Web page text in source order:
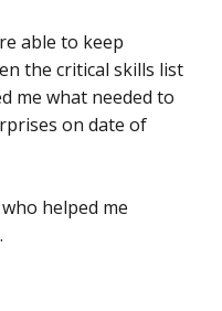
able to keep
the critical skills list
me what needed to
on date of
helped me